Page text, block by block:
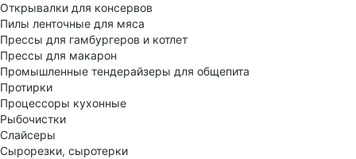
Открывалки для консервов
Пилы ленточные для мяса
Прессы для гамбургеров и котлет
Прессы для макарон
Промышленные тендерайзеры для общепита
Протирки
Процессоры кухонные
Рыбочистки
Слайсеры
Сырорезки, сыротерки